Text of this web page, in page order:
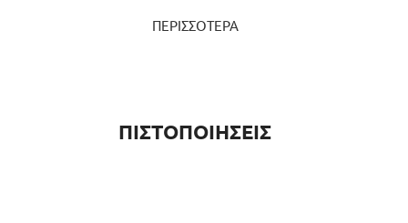
ΠΕΡΙΣΣΟΤΕΡΑ
ΠΙΣΤΟΠΟΙΗΣΕΙΣ